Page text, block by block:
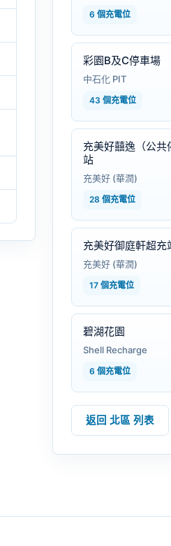
6 個充電位
彩園B及C停車場
中石化 PIT
43 個充電位
充美好囍逸（公
站
充美好 (華潤)
28 個充電位
充美好御庭軒超充
充美好 (華潤)
17 個充電位
碧湖花園
Shell Recharge
6 個充電位
返回 北區 列表